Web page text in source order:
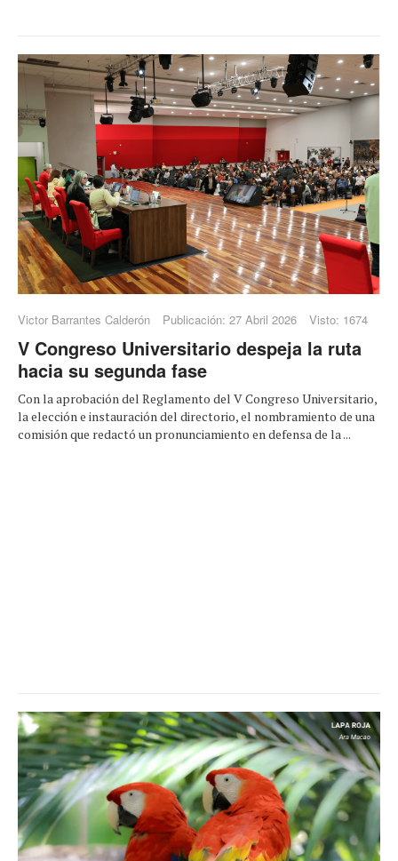
Victor Barrantes Calderón Publicación: 27 Abril 2026 Visto: 1674
V Congreso Universitario despeja la ruta
hacia su segunda fase
Con la aprobación del Reglamento del V Congreso Universitario,
la elección e instauración del directorio, el nombramiento de una
comisión que redactó un pronunciamiento en defensa de la ...